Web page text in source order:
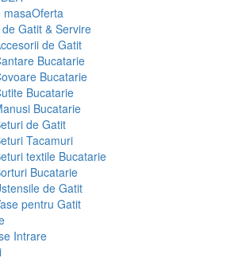
masaOferta
Gatit & Servire
de Gatit
Bucatarie
Bucatarie
Bucatarie
Bucatarie
de Gatit
Tacamuri
textile Bucatarie
Bucatarie
de Gatit
pentru Gatit
Intrare